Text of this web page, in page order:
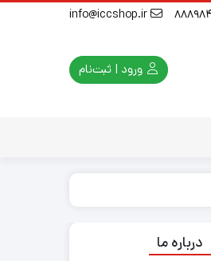
ورود | ثبت‌نام
درباره ما